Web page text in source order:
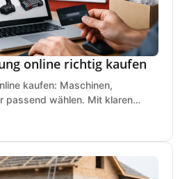
online richtig kaufen
kaufen: Maschinen,
passend wählen. Mit klaren